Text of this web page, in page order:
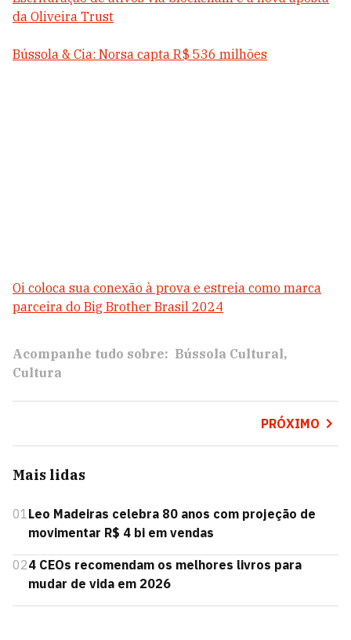
da Oliveira Trust
Bússola & Cia: Norsa capta R$ 536 milhões
Oi coloca sua conexão à prova e estreia como marca
parceira do Big Brother Brasil 2024
Acompanhe tudo sobre: Bússola Cultural
Cultura
PRÓXIMO
Mais lidas
01Leo Madeiras celebra 80 anos com projeção de
movimentar R$ 4 bi em vendas
024 CEOs recomendam os melhores livros para
mudar de vida em 2026